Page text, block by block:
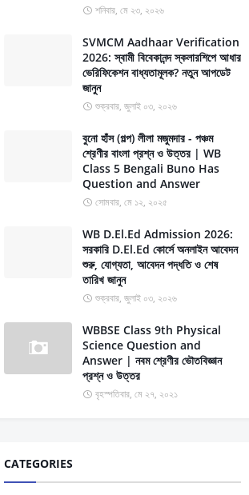
শনিবার, মে ২৩, ২০২৬
SVMCM Aadhaar Verification
2026: স্বামী বিবেকানন্দ স্কলারশিপে আধার
ভেরিফিকেশন বাধ্যতামূলক? নতুন আপডেট
জানুন
শুক্রবার, জুলাই ০৩, ২০২৬
বুনো হাঁস (গল্প) লীলা মজুমদার - পঞ্চম
শ্রেণীর বাংলা প্রশ্ন ও উত্তর | WB
Class 5 Bengali Buno Has
Question and Answer
সোমবার, মে ১২, ২০২৫
WB D.El.Ed Admission 2026:
সরকারি D.El.Ed কোর্সে অনলাইন আবেদন
শুরু, যোগ্যতা, আবেদন পদ্ধতি ও শেষ
তারিখ জানুন
শুক্রবার, জুলাই ০৩, ২০২৬
WBBSE Class 9th Physical
Science Question and
Answer | নবম শ্রেণীর ভৌতবিজ্ঞান
প্রশ্ন ও উত্তর
বৃহস্পতিবার, মে ২৭, ২০২১
CATEGORIES